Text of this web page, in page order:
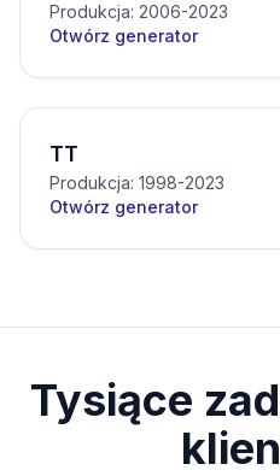
Produkcja: 2006-2023
Otwórz generator
TT
Produkcja: 1998-2023
Otwórz generator
Tysiące